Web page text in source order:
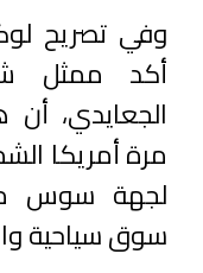
وفي تصريح
أكد ممثل
الجعايدي، أن
مرة أمريكا
لجهة سوس
سوق سياحية